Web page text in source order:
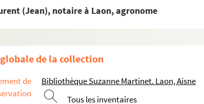
(Jean), notaire à Laon, agronome
de la collection
de
Bibliothèque Suzanne Martinet. Laon, Aisne
Tous les inventaires
Gouge de Cessières (François-Étienne), poète
Harmand d'Abancourt (Nicolas-François, baron)
Hédouville (Gabriel-Théodore-Joseph, comte d'), général
Hédouville (Nicolas-Jean-Charles, comte d'), diplomate